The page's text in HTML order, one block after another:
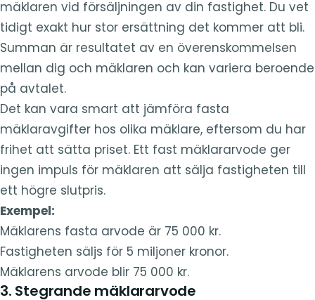
mäklaren vid försäljningen av din fastighet. Du vet
tidigt exakt hur stor ersättning det kommer att bli.
Summan är resultatet av en överenskommelsen
mellan dig och mäklaren och kan variera beroende
på avtalet.
Det kan vara smart att jämföra fasta
mäklaravgifter hos olika mäklare, eftersom du har
frihet att sätta priset. Ett fast mäklararvode ger
ingen impuls för mäklaren att sälja fastigheten till
ett högre slutpris.
Exempel:
Mäklarens fasta arvode är 75 000 kr.
Fastigheten säljs för 5 miljoner kronor.
Mäklarens arvode blir 75 000 kr.
3. Stegrande mäklararvode